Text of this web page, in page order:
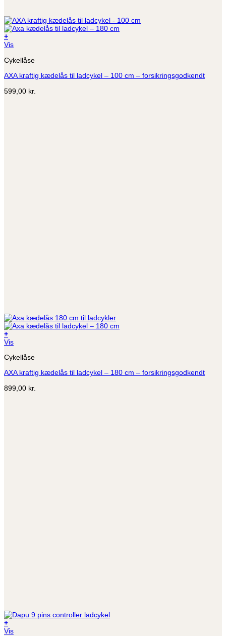
+
Vis
Cykellåse
AXA kraftig kædelås til ladcykel – 100 cm – forsikringsgodkendt
599,00 kr.
+
Vis
Cykellåse
AXA kraftig kædelås til ladcykel – 180 cm – forsikringsgodkendt
899,00 kr.
+
Vis